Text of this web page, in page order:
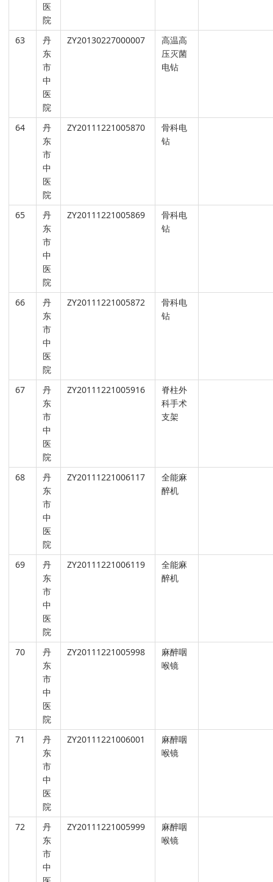
医
院
63
丹
东
市
中
医
院
ZY20130227000007
高温高
压灭菌
电钻
64
丹
东
市
中
医
院
ZY20111221005870
骨科电
钻
65
丹
东
市
中
医
院
ZY20111221005869
骨科电
钻
66
丹
东
市
中
医
院
ZY20111221005872
骨科电
钻
67
丹
东
市
中
医
院
ZY20111221005916
脊柱外
科手术
支架
68
丹
东
市
中
医
院
ZY20111221006117
全能麻
醉机
69
丹
东
市
中
医
院
ZY20111221006119
全能麻
醉机
70
丹
东
市
中
医
院
ZY20111221005998
麻醉咽
喉镜
71
丹
东
市
中
医
院
ZY20111221006001
麻醉咽
喉镜
72
丹
东
市
中
ZY20111221005999
麻醉咽
喉镜